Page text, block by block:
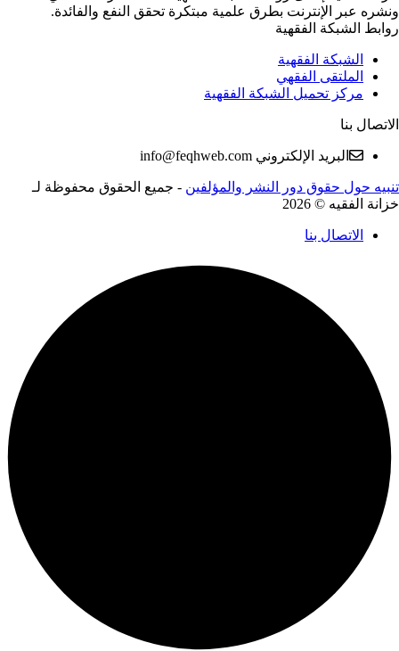
الإنترنت بطرق علمية مبتكرة تحقق النفع والفائدة.
الفقهية
الشبكة الفقهية
الملتقى الفقهي
مركز تحميل الشبكة الفقهية
بنا
البريد الإلكترونيinfo@feqhweb.com
حقوق دور النشر والمؤلفين - جميع الحقوق محفوظة لـ
© 2026
الاتصال بنا